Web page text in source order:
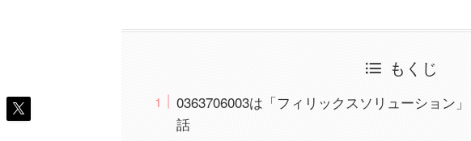
もくじ
0363706003は「フィリックスソリューション
話